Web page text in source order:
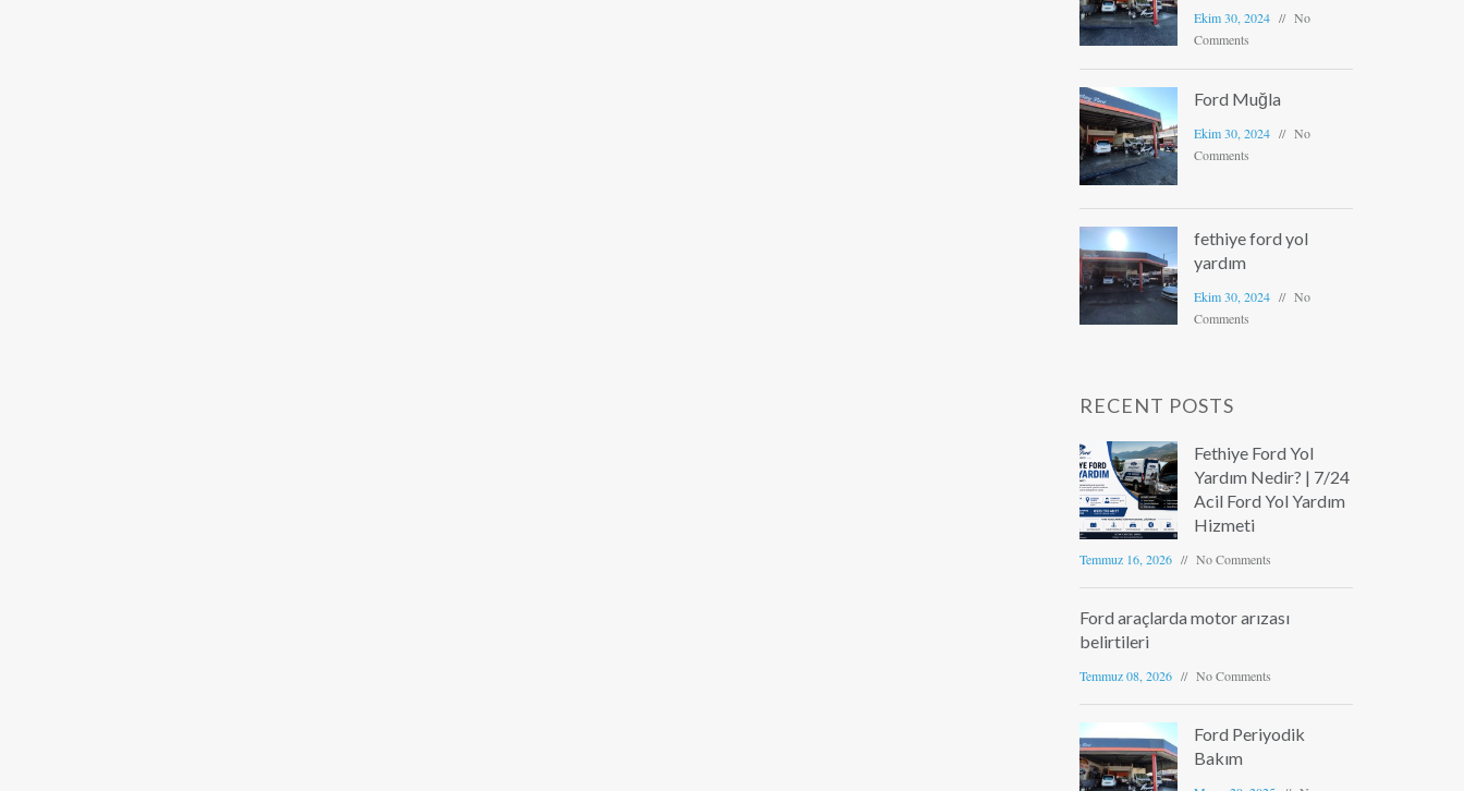
Ekim 30, 2024
No
Comments
Ford Muğla
Ekim 30, 2024
No
Comments
fethiye ford yol
yardım
Ekim 30, 2024
No
Comments
RECENT POSTS
Fethiye Ford Yol
Yardım Nedir? | 7/24
Acil Ford Yol Yardım
Hizmeti
Temmuz 16, 2026 No Comments
Ford araçlarda motor arızası
belirtileri
Temmuz 08, 2026 No Comments
Ford Periyodik
Bakım